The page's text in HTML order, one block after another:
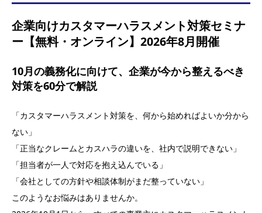
企業向けカスタマーハラスメント対策セミナ
ー【無料・オンライン】2026年8月開催
10月の義務化に向けて、企業が今から整えるべき
対策を60分で解説
「カスタマーハラスメント対策を、何から始めればよいか分から
ない」
「正当なクレームとカスハラの違いを、社内で説明できない」
「担当者が一人で対応を抱え込んでいる」
「会社としての方針や相談体制がまだ整っていない」
このようなお悩みはありませんか。